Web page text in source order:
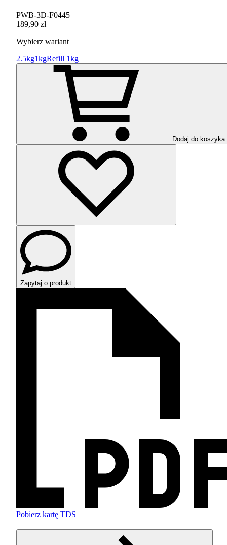
PWB-3D-F0445
189,90 zł
Wybierz wariant
2.5kg1kgRefill 1kg
Dodaj do koszyka
Zapytaj o produkt
Pobierz kartę TDS